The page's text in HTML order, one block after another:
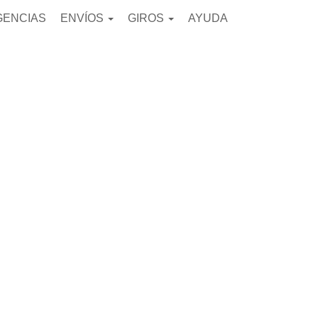
ENVÍOS GIROS AYUDA